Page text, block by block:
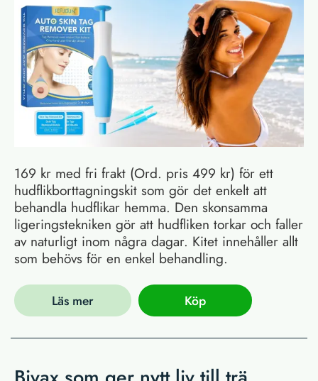
169 kr med fri frakt (Ord. pris 499 kr) för ett
hudflikborttagningskit som gör det enkelt att
behandla hudflikar hemma. Den skonsamma
ligeringstekniken gör att hudfliken torkar och faller
av naturligt inom några dagar. Kitet innehåller allt
som behövs för en enkel behandling.
Läs mer Köp